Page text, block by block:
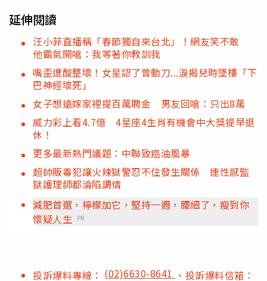
延伸閱讀
汪小菲直播稱「春節獨自來台北」！網友笑不敢
他霸氣開嗆：我等著你教訓我
嘴歪遭酸整壞！女星認了曾動刀...淚揭兒時墜樓「下
巴神經壞死」
女子想遠嫁家裡提百萬聘金 男友回嗆：只出8萬
威力彩上看4.7億 4星座4生肖有機會中大獎提早退
休！
更多最新熱門議題：中聯致癌油風暴
超帥販毒犯讓火辣獄警忍不住發生關係 連性感監
獄護理師都淪陷調情
減肥首選，檸檬加它，堅持一週，腰細了，瘦到你
懷疑人生
PR
投訴爆料專線： (02)6630-8641 、投訴爆料信箱：